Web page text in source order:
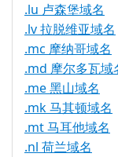
.lu 卢森堡域名
.lv 拉脱维亚域名
.mc 摩纳哥域名
.md 摩尔多瓦域
.me 黑山域名
.mk 马其顿域名
.mt 马耳他域名
.nl 荷兰域名